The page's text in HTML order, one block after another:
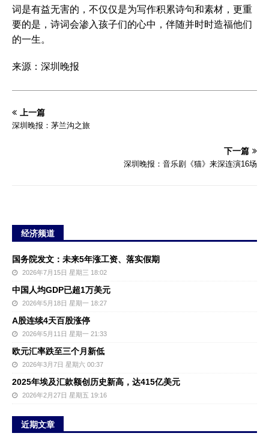
词是有益无害的，不仅仅是为写作积累诗句和素材，更重
要的是，诗词会渗入孩子们的心中，伴随并时时造福他们
的一生。
来源：深圳晚报
上一篇
深圳晚报：茅兰沟之旅
下一篇
深圳晚报：音乐剧《猫》来深连演16场
经济频道
国务院发文：未来5年涨工资、落实假期
2026年7月15日 星期三 18:02
中国人均GDP已超1万美元
2026年5月18日 星期一 18:27
A股连续4天百股涨停
2026年5月11日 星期一 21:33
欧元汇率跌至三个月新低
2026年3月7日 星期六 00:37
2025年埃及汇款额创历史新高，达415亿美元
2026年2月27日 星期五 19:16
近期文章